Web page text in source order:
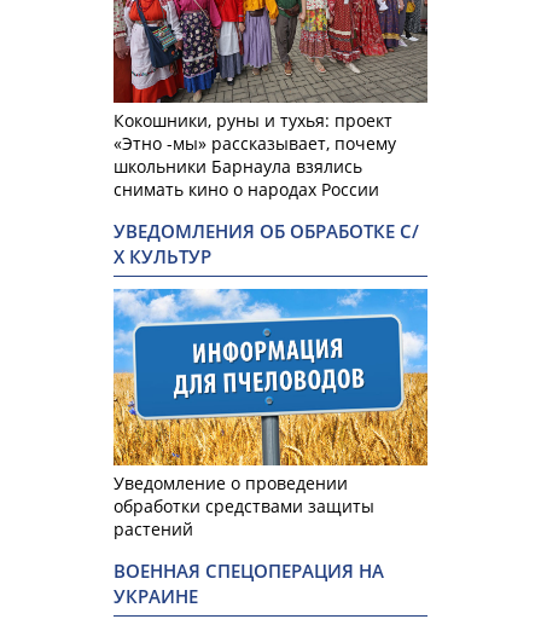
Кокошники, руны и тухья: проект
«Этно -мы» рассказывает, почему
школьники Барнаула взялись
снимать кино о народах России
УВЕДОМЛЕНИЯ ОБ ОБРАБОТКЕ С/
Х КУЛЬТУР
Уведомление о проведении
обработки средствами защиты
растений
ВОЕННАЯ СПЕЦОПЕРАЦИЯ НА
УКРАИНЕ